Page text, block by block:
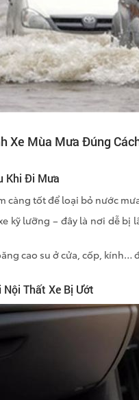
Xe Mùa Mưa Đúng
Khi Đi Mưa
càng tốt để loại bỏ nước
kỹ lưỡng – đây là nơi dễ
cao su ở cửa, cốp,
Nội Thất Xe Bị Ướt